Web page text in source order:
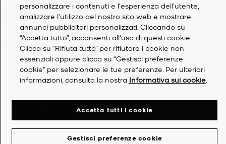
SOCIETÀ
2026Michael Kors
Informativa sulla privacy
Termini e condizioni
Dichiarazione di accessibilità
personalizzare i contenuti e l'esperienza dell'utente,
analizzare l'utilizzo del nostro sito web e mostrare
annunci pubblicitari personalizzati. Cliccando su
“Accetta tutto”, acconsenti all'uso di questi cookie.
Clicca su “Rifiuta tutto” per rifiutare i cookie non
essenziali oppure clicca su “Gestisci preferenze
cookie” per selezionare le tue preferenze. Per ulteriori
informazioni, consulta la nostra Informativa sui cookie.
Gestisci preferenze cookie
Accetta tutti i cookie